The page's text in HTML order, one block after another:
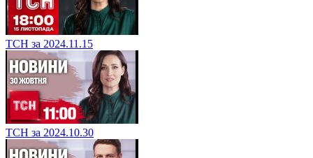
ТСН за 2024.11.15
ТСН за 2024.10.30